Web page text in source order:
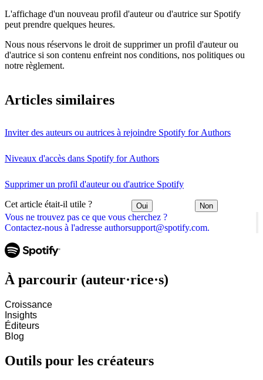
Vous ne trouvez pas ce que vous cherchez ?
Contactez-nous à l'adresse authorsupport@spotify.com.
L'affichage d'un nouveau profil d'auteur ou d'autrice sur Spotify
peut prendre quelques heures.
Nous nous réservons le droit de supprimer un profil d'auteur ou
d'autrice si son contenu enfreint nos conditions, nos politiques ou
notre règlement.
Articles similaires
Inviter des auteurs ou autrices à rejoindre Spotify for Authors
Niveaux d'accès dans Spotify for Authors
Supprimer un profil d'auteur ou d'autrice Spotify
Cet article était-il utile ? Oui Non
À parcourir (auteur·rice·s)
Croissance
Insights
Éditeurs
Blog
Outils pour les créateurs